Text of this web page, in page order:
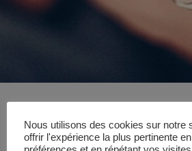
Nous utilisons des cookies sur notre
offrir l'expérience la plus pertinente